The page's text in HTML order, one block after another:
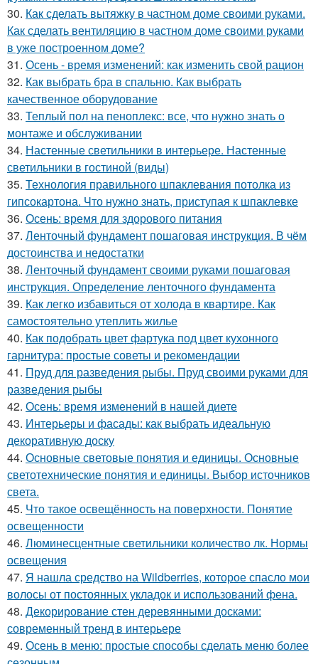
30. Как сделать вытяжку в частном доме своими руками.
Как сделать вентиляцию в частном доме своими руками
в уже построенном доме?
31. Осень - время изменений: как изменить свой рацион
32. Как выбрать бра в спальню. Как выбрать
качественное оборудование
33. Теплый пол на пеноплекс: все, что нужно знать о
монтаже и обслуживании
34. Настенные светильники в интерьере. Настенные
светильники в гостиной (виды)
35. Технология правильного шпаклевания потолка из
гипсокартона. Что нужно знать, приступая к шпаклевке
36. Осень: время для здорового питания
37. Ленточный фундамент пошаговая инструкция. В чём
достоинства и недостатки
38. Ленточный фундамент своими руками пошаговая
инструкция. Определение ленточного фундамента
39. Как легко избавиться от холода в квартире. Как
самостоятельно утеплить жилье
40. Как подобрать цвет фартука под цвет кухонного
гарнитура: простые советы и рекомендации
41. Пруд для разведения рыбы. Пруд своими руками для
разведения рыбы
42. Осень: время изменений в нашей диете
43. Интерьеры и фасады: как выбрать идеальную
декоративную доску
44. Основные световые понятия и единицы. Основные
светотехнические понятия и единицы. Выбор источников
света.
45. Что такое освещённость на поверхности. Понятие
освещенности
46. Люминесцентные светильники количество лк. Нормы
освещения
47. Я нашла средство на Wildberries, которое спасло мои
волосы от постоянных укладок и использований фена.
48. Декорирование стен деревянными досками:
современный тренд в интерьере
49. Осень в меню: простые способы сделать меню более